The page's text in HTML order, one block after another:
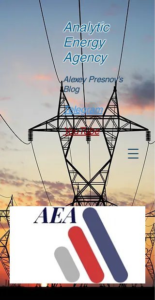
Analytic
Energy
Agency
Alexey Presnov's
Blog
Telegram
YouTube